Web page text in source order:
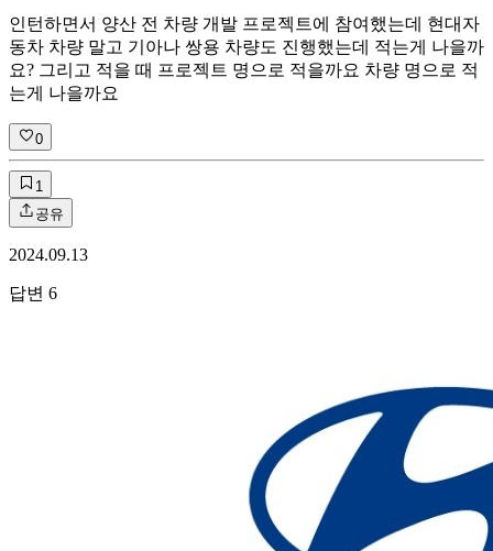
인턴하면서 양산 전 차량 개발 프로젝트에 참여했는데 현대자
동차 차량 말고 기아나 쌍용 차량도 진행했는데 적는게 나을까
요? 그리고 적을 때 프로젝트 명으로 적을까요 차량 명으로 적
는게 나을까요
0
1
공유
2024.09.13
답변 6